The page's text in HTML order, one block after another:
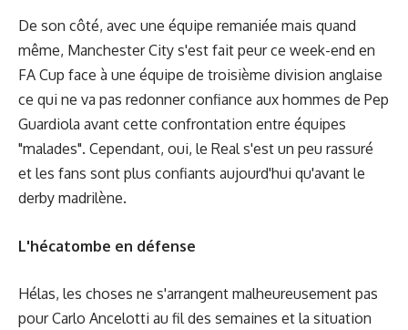
De son côté, avec une équipe remaniée mais quand
même, Manchester City s'est fait peur ce week-end en
FA Cup face à une équipe de troisième division anglaise
ce qui ne va pas redonner confiance aux hommes de Pep
Guardiola avant cette confrontation entre équipes
"malades". Cependant, oui, le Real s'est un peu rassuré
et les fans sont plus confiants aujourd'hui qu'avant le
derby madrilène.
L'hécatombe en défense
Hélas, les choses ne s'arrangent malheureusement pas
pour Carlo Ancelotti au fil des semaines et la situation